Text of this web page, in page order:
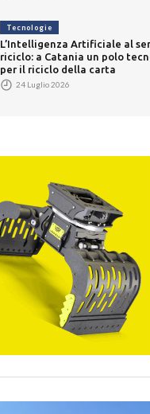
Tecnologie
L’Intelligenza Artificiale al
riciclo: a Catania un polo
per il riciclo della carta
24 Luglio 2026